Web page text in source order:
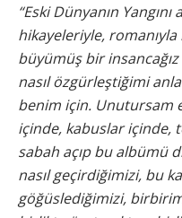
“Eski Dünyanın
hikayeleriyle,
büyümüş bir
nasıl özgürleştiğimi
benim için. Unutursam
içinde, kabuslar içinde,
sabah açıp bu albümü
nasıl geçirdiğimizi, bu
göğüslediğimizi,